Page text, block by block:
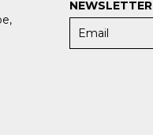
NEWSLETTER